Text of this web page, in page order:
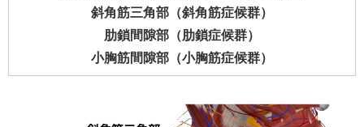
斜角筋三角部（斜角筋症候群）
肋鎖間隙部（肋鎖症候群）
小胸筋間隙部（小胸筋症候群）